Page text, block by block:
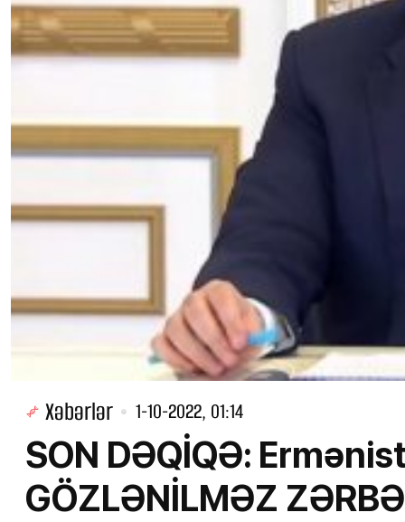
Xəbərlər 1-10-2022, 01:14
SON DƏQİQƏ:
GÖZLƏNİLMƏZ ZƏRBƏ